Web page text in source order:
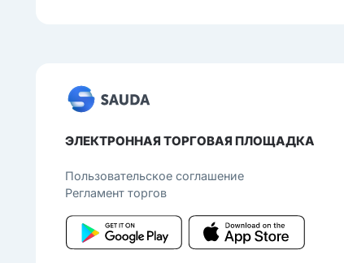
ЭЛЕКТРОННАЯ ТОРГОВАЯ ПЛОЩАДКА
Пользовательcкое соглашение
Регламент торгов